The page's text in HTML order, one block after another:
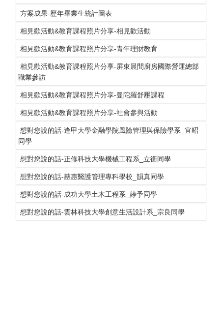
窗)
開
視
窗)
方案成果-歷年畢業生統計圖表
開
新
視
窗)
相見歡活動&教育課程照片分享-相見歡活動
開
新
視
窗)
相見歡活動&教育課程照片分享-青年理財教育(另
開
新
窗)
相見歡活動&教育課程照片分享-屏東晨間廚房國際營運總部
職業參訪(另
開
新
視
窗)
相見歡活動&教育課程照片分享-曼陀羅舒壓課程
開
視
窗)
相見歡活動&教育課程照片分享-社會參與活動
開
新
窗)
想對您說的話-逢甲大學金融學院風險管理與保險學系_宜昭
同學(另
開
新
視
窗)
想對您說的話-正修科技大學機械工程系_立衡同學(另
開
視
想對您說的話-慈惠醫護管理專科學校_韻真同學(另
開
視
窗)
想對您說的話-成功大學土木工程系_婷予同學(另
開
新
視
想對您說的話-雲林科技大學創意生活設計系_宗良同學(另
開